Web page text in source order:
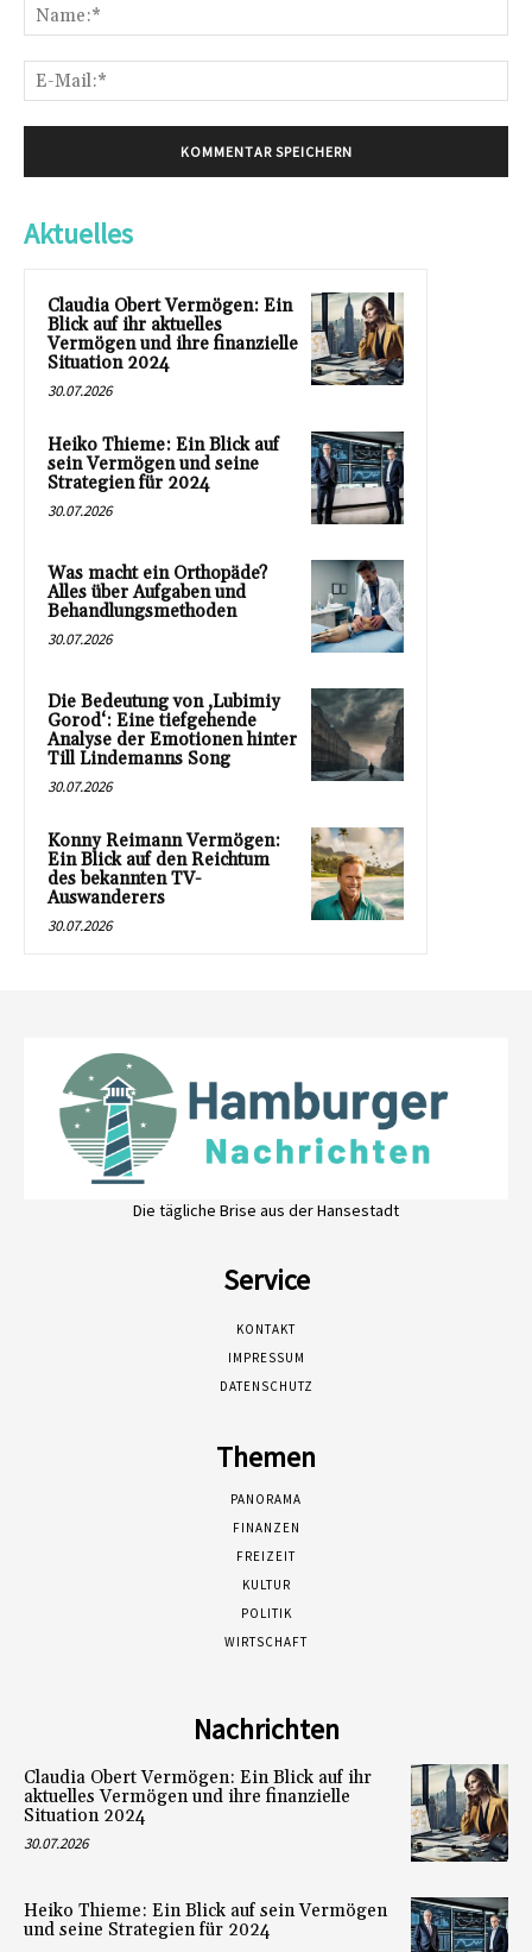
Aktuelles
Claudia Obert Vermögen: Ein
Blick auf ihr aktuelles
Vermögen und ihre finanzielle
Situation 2024
30.07.2026
Heiko Thieme: Ein Blick auf
sein Vermögen und seine
Strategien für 2024
30.07.2026
Was macht ein Orthopäde?
Alles über Aufgaben und
Behandlungsmethoden
30.07.2026
Die Bedeutung von ‚Lubimiy
Gorod‘: Eine tiefgehende
Analyse der Emotionen hinter
Till Lindemanns Song
30.07.2026
Konny Reimann Vermögen:
Ein Blick auf den Reichtum
des bekannten TV-
Auswanderers
30.07.2026
Die tägliche Brise aus der Hansestadt
Service
KONTAKT
IMPRESSUM
DATENSCHUTZ
Themen
PANORAMA
FINANZEN
FREIZEIT
KULTUR
POLITIK
WIRTSCHAFT
Nachrichten
Claudia Obert Vermögen: Ein Blick auf ihr
aktuelles Vermögen und ihre finanzielle
Situation 2024
30.07.2026
Heiko Thieme: Ein Blick auf sein Vermögen
und seine Strategien für 2024